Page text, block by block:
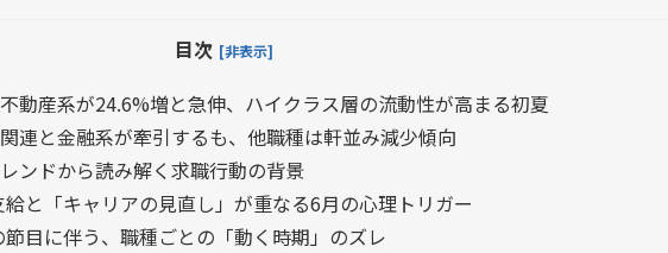
目次 [非表示]
動産系が24.6%増と急伸、ハイクラス層の流動性が高まる初夏
連と金融系が牽引するも、他職種は軒並み減少傾向
ンドから読み解く求職行動の背景
と「キャリアの見直し」が重なる6月の心理トリガー
目に伴う、職種ごとの「動く時期」のズレ